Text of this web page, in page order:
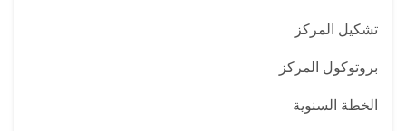
تشكيل المركز
بروتوكول المركز
الخطة السنوية